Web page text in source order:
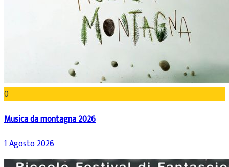
0
Musica da montagna 2026
1 Agosto 2026